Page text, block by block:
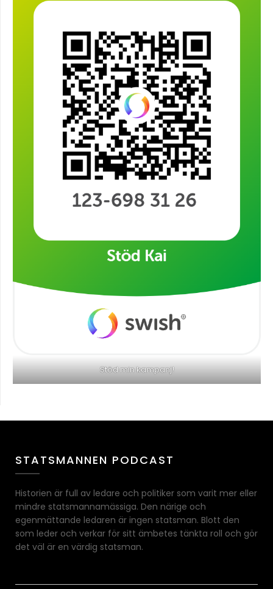
Stöd min kampanj!
STATSMANNEN PODCAST
Historien är full av ledare och politiker som varit mer eller
mindre statsmannamässiga. Den närige och
egenmättande ledaren är ingen statsman. Blott den
som leder och verkar för sitt ämbetes tänkta roll och gör
det väl är en värdig statsman.